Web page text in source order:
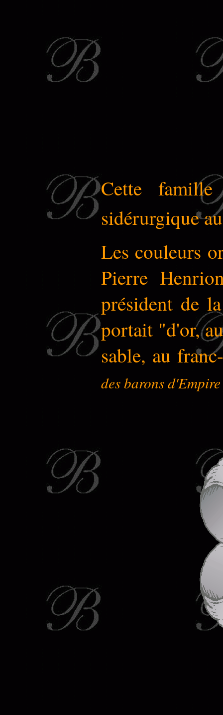
Cette famille
sidérurgique
Les couleurs
Pierre
président de
portait "d'or,
sable, au
des barons